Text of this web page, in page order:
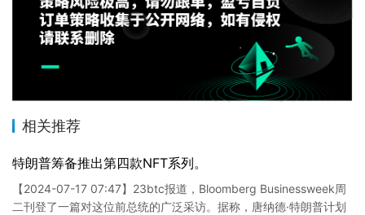
相关推荐
特朗普筹备推出第四款NFT系列。
【2024-07-17 07:47】23btc报道，Bloomberg Businessweek周
二刊登了一篇对这位前总统的广泛采访。据称，唐纳德·特朗普计划